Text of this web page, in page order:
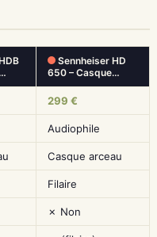
Sennheiser HD
650 – Casque…
299 €
Audiophile
Casque arceau
Filaire
✗ Non